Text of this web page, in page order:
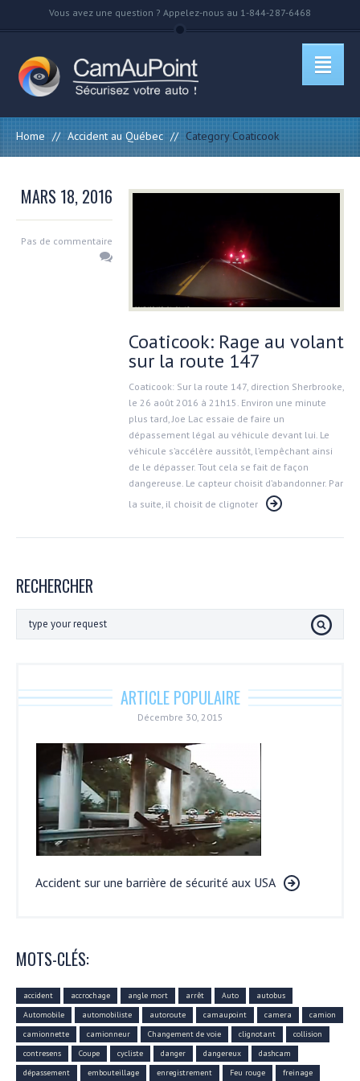
Vous avez une question ? Appelez-nous au 1-844-287-6468
Home // Accident au Québec // Category Coaticook
MARS 18, 2016
Pas de commentaire
Coaticook: Rage au volant
sur la route 147
Coaticook: Sur la route 147, direction Sherbrooke,
le 26 août 2016 à 21h15. Environ une minute
plus tard, Joe Lac essaie de faire un
dépassement légal au véhicule devant lui. Le
véhicule s’accélère aussitôt, l’empêchant ainsi
de le dépasser. Tout cela se fait de façon
dangereuse. Le capteur choisit d’abandonner. Par
la suite, il choisit de clignoter
RECHERCHER
ARTICLE POPULAIRE
Décembre 30, 2015
Accident sur une barrière de sécurité aux USA
MOTS-CLÉS:
accident accrochage angle mort arrêt Auto
autobus
Automobile
automobiliste autoroute camaupoint camera
camion
camionnette
camionneur Changement de voie clignotant
collision
contresens
Coupe cycliste danger dangereux
dashcam
dépassement
embouteillage enregistrement Feu rouge freinage